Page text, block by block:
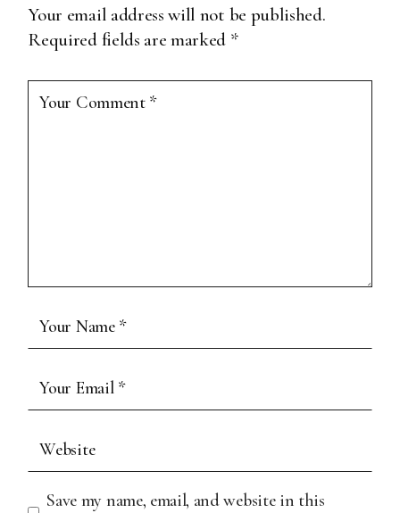
Your email address will not be published.
Required fields are marked *
Save my name, email, and website in this